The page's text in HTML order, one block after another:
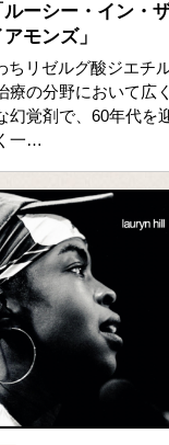
ルーシー・イン・
モンズ」
ちリゼルグ酸ジエチ
療の分野において広
幻覚剤で、60年代を
一…